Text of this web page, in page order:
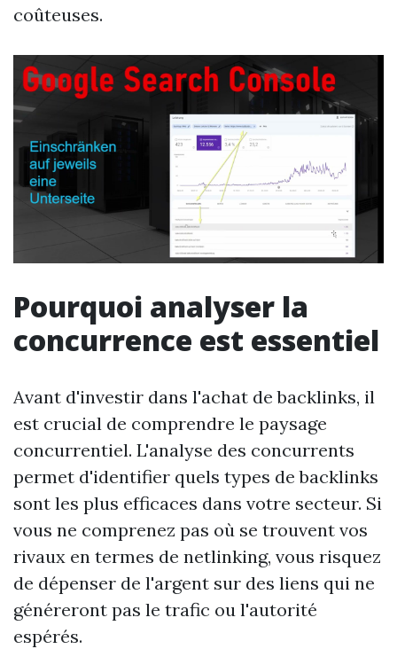
coûteuses.
Pourquoi analyser la
concurrence est essentiel
Avant d'investir dans l'achat de backlinks, il
est crucial de comprendre le paysage
concurrentiel. L'analyse des concurrents
permet d'identifier quels types de backlinks
sont les plus efficaces dans votre secteur. Si
vous ne comprenez pas où se trouvent vos
rivaux en termes de netlinking, vous risquez
de dépenser de l'argent sur des liens qui ne
généreront pas le trafic ou l'autorité
espérés.